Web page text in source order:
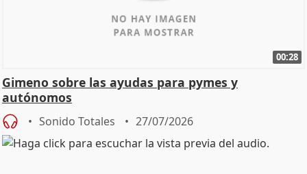
00:28
Gimeno sobre las ayudas para pymes y
autónomos
Sonido Totales 27/07/2026